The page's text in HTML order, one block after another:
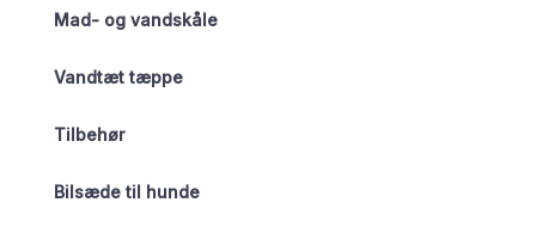
Mad- og vandskåle
Vandtæt tæppe
Tilbehør
Bilsæde til hunde